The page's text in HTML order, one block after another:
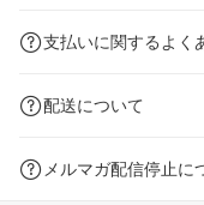
支払いに関するよく
配送について
メルマガ配信停止に